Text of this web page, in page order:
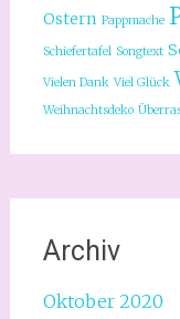
Ostern Pappmache
Schiefertafel Songtext
Vielen Dank Viel Glück
Weihnachtsdeko
Archiv
Oktober 2020